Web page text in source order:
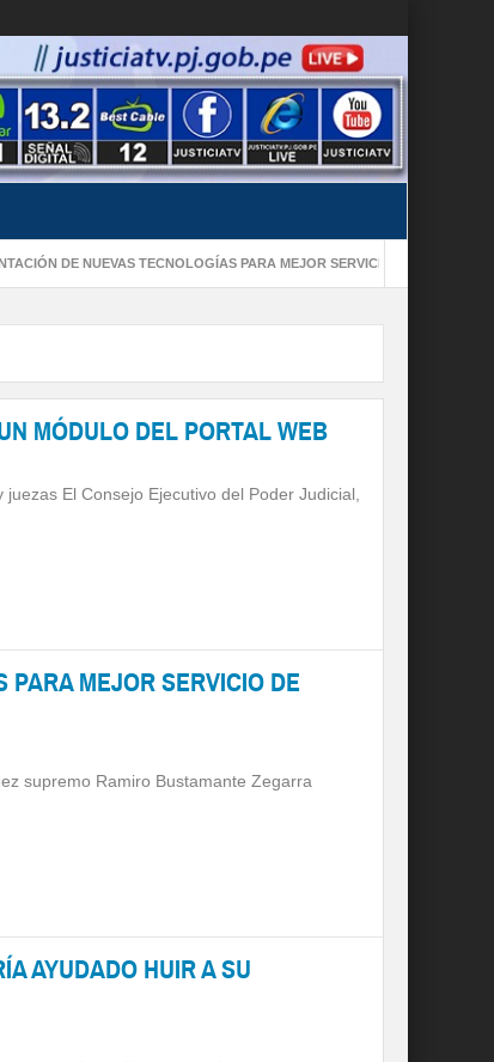
NUEVAS TECNOLOGÍAS PARA MEJOR SERVICIO DE JUSTICIA
MÓDULO DEL PORTAL WEB
El Consejo Ejecutivo del Poder Judicial,
MEJOR SERVICIO DE
supremo Ramiro Bustamante Zegarra
AYUDADO HUIR A SU